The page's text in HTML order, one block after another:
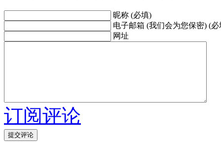
昵称 (必填)
电子邮箱 (我们会为您保密) (必
网址
订阅评论